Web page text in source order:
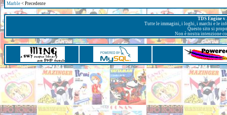
Marble < Precedente
TDS Engine
Tutte le immagini, i loghi, i marchi e le
Questo sito si
Non è nostra intenzione